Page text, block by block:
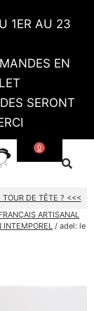
1ER AU 23
EN
SERONT
0
DE TÊTE ? <<<
ARTISANAL
INTEMPOREL / adel: le